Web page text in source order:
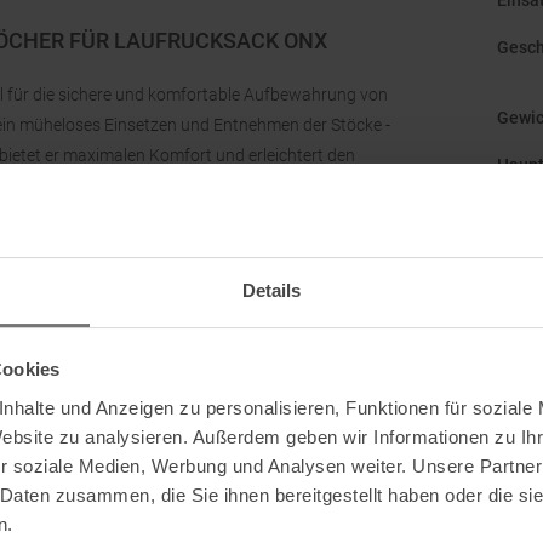
Details
und Anzeigen zu personalisieren, Funktionen für soziale
zu analysieren. Außerdem geben wir Informationen zu
soziale Medien, Werbung und Analysen weiter. Unsere
zusammen, die Sie ihnen bereitgestellt haben oder die
FÜR LAUFRUCKSACK ONX
die sichere und komfortable Aufbewahrung von
müheloses Einsetzen und Entnehmen der Stöcke -
er maximalen Komfort und erleichtert den
UD Xodus, Race und Ultra.
80021 , USA
Höhe: